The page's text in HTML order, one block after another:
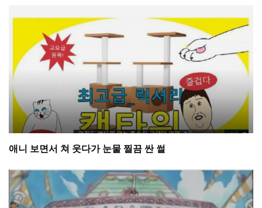
애니 보면서 쳐 웃다가 눈물 찔끔 싼 썰